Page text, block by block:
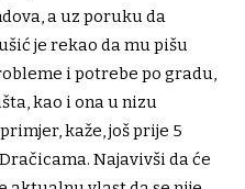
a uz poruku da
je rekao da mu pišu
i potrebe po gradu,
kao i ona u nizu
kaže, još prije 5
Najavivši da će